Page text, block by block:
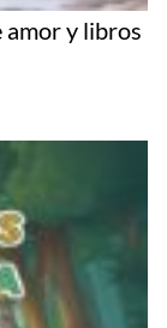
amor y libros